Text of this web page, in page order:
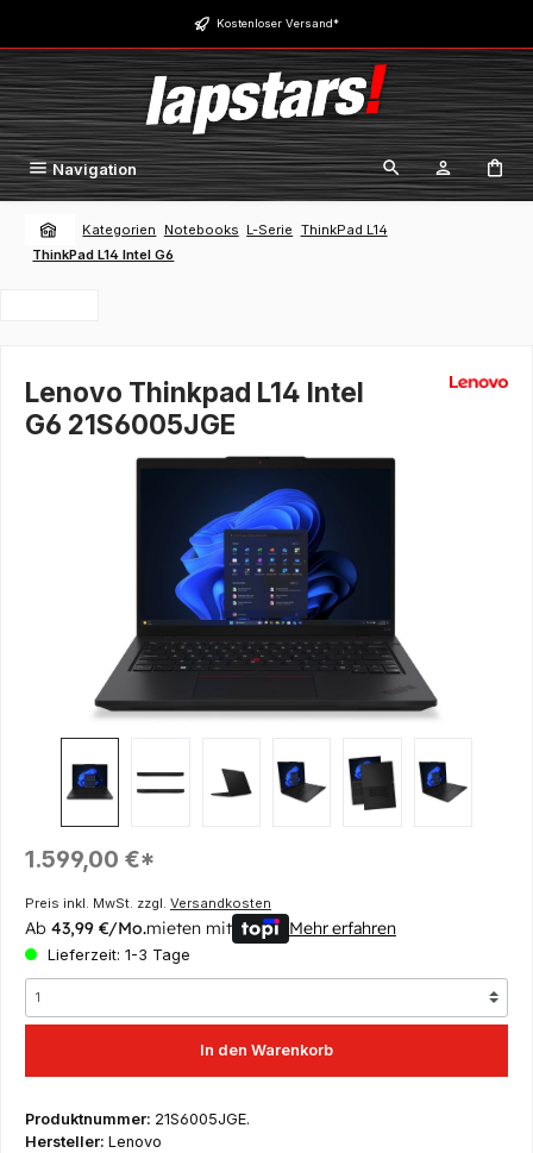
Zum Hauptinhalt springen Kostenloser Versand*
Navigation
Kategorien Notebooks L-Serie ThinkPad L14
ThinkPad L14 Intel G6
Lenovo Thinkpad L14 Intel
G6 21S6005JGE
Bildergalerie überspringen
Regulärer Preis:
1.599,00 €*
Preis inkl. MwSt. zzgl. Versandkosten
Ab 43,99 €/Mo.mieten mit Mehr erfahren
Lieferzeit: 1-3 Tage
In den Warenkorb
Produktnummer: 21S6005JGE.
Hersteller: Lenovo